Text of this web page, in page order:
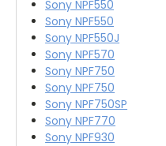
Sony NPF550
Sony NPF550
Sony NPF550J
Sony NPF570
Sony NPF750
Sony NPF750
Sony NPF750SP
Sony NPF770
Sony NPF930